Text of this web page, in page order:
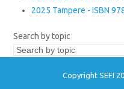
2025 Tampere - ISBN
Search by topic
Copyright SEFI